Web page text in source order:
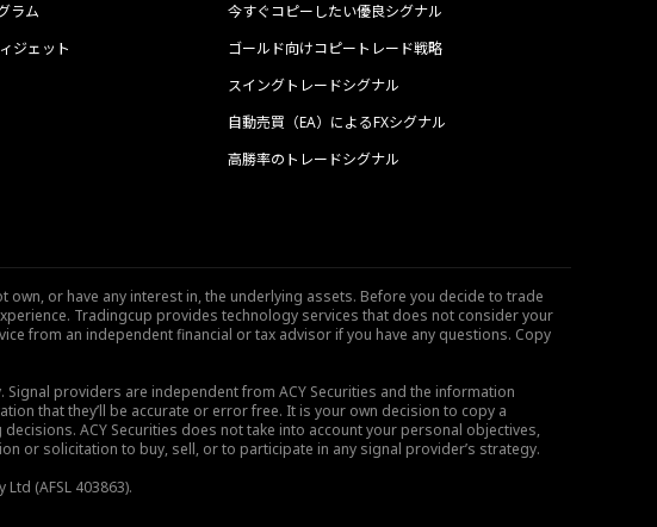
ラム
ジェット
今すぐコピーしたい優良シグナル
ゴールド向けコピートレード戦略
スイングトレードシグナル
自動売買（EA）によるFXシグナル
高勝率のトレードシグナル
or have any interest in, the underlying assets. Before you decide to trade
Tradingcup provides technology services that does not consider your
from an independent financial or tax advisor if you have any questions. Copy
providers are independent from ACY Securities and the information
that they’ll be accurate or error free. It is your own decision to copy a
ACY Securities does not take into account your personal objectives,
or solicitation to buy, sell, or to participate in any signal provider’s strategy.
(AFSL 403863).